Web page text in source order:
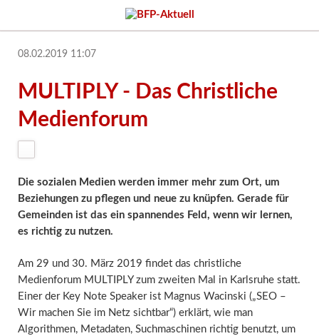
08.02.2019 11:07
MULTIPLY - Das Christliche
Medienforum
Die sozialen Medien werden immer mehr zum Ort, um
Beziehungen zu pflegen und neue zu knüpfen. Gerade für
Gemeinden ist das ein spannendes Feld, wenn wir lernen,
es richtig zu nutzen.
Am 29 und 30. März 2019 findet das christliche
Medienforum MULTIPLY zum zweiten Mal in Karlsruhe statt.
Einer der Key Note Speaker ist Magnus Wacinski („SEO –
Wir machen Sie im Netz sichtbar“) erklärt, wie man
Algorithmen, Metadaten, Suchmaschinen richtig benutzt, um